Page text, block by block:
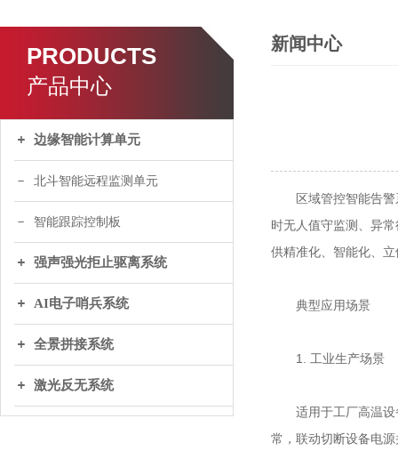
PRODUCTS
产品中心
边缘智能计算单元
北斗智能远程监测单元
智能跟踪控制板
强声强光拒止驱离系统
AI电子哨兵系统
全景拼接系统
激光反无系统
新闻中心
区域管控智能告警系
时无人值守监测、异
供精准化、智能化、
典型应用场景
1. 工业生产场景
适用于工厂高温设备
常，联动切断设备电